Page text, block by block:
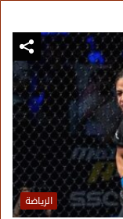
الرياضة